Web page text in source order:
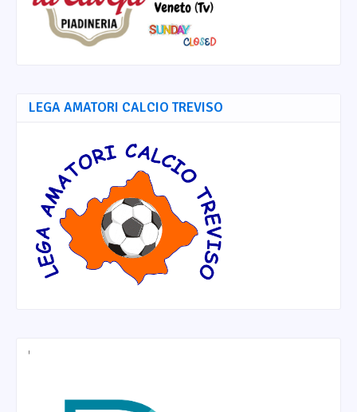
LEGA AMATORI CALCIO TREVISO